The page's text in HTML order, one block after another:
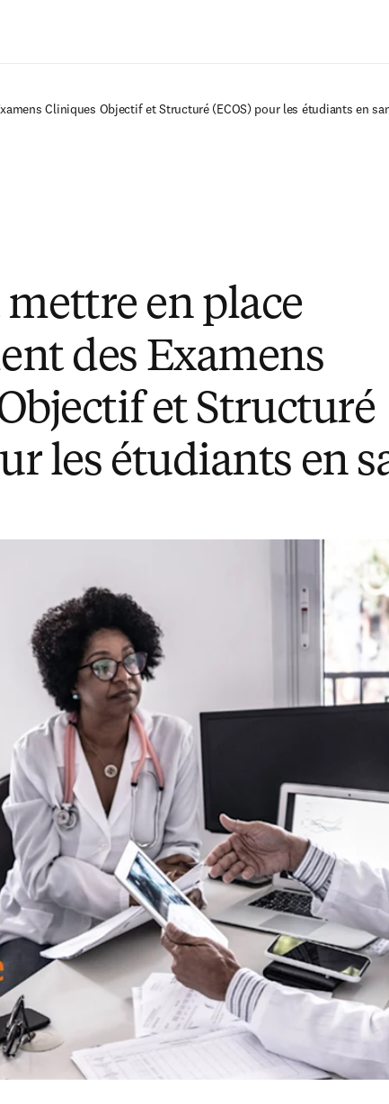
Cliniques Objectif et Structuré (ECOS) pour les étudiants en
en place
des Examens
et Structuré
les étudiants en